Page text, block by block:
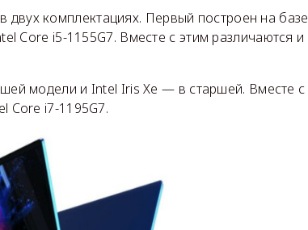
комплектациях. Первый построен на базе
Core i5-1155G7. Вместе с этим различаются и
модели и Intel Iris Xe — в старшей. Вместе с
Core i7-1195G7.